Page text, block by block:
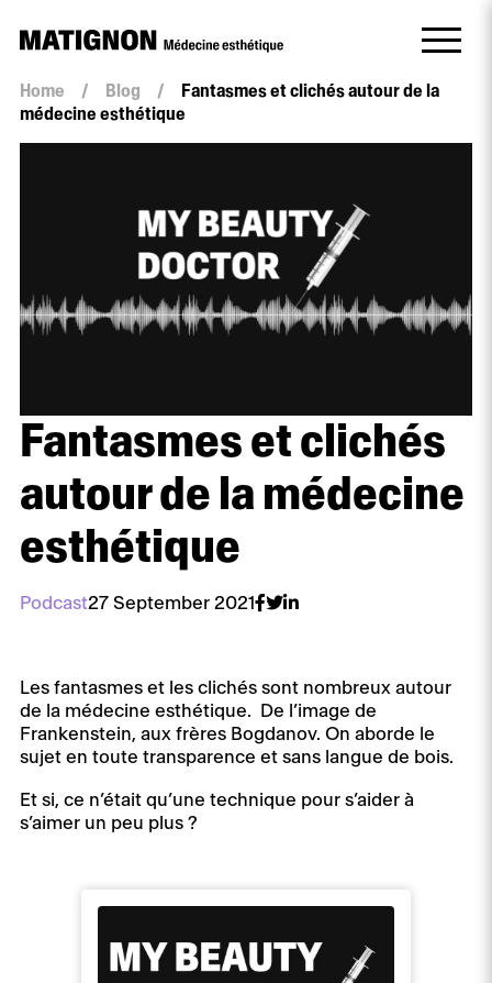
Home / Blog /
Fantasmes et clichés autour de la
médecine esthétique
Fantasmes et clichés
autour de la médecine
esthétique
Podcast27 September 2021
Les fantasmes et les clichés sont nombreux autour
de la médecine esthétique. De l’image de
Frankenstein, aux frères Bogdanov. On aborde le
sujet en toute transparence et sans langue de bois.
Et si, ce n’était qu’une technique pour s’aider à
s’aimer un peu plus ?